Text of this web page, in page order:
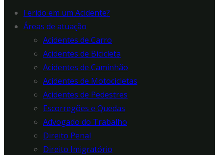
Ferido em um Acidente?
Áreas de atuação
Acidentes de Carro
Acidentes de Bicicleta
Acidentes de Caminhão
Acidentes de Motocicletas
Acidentes de Pedestres
Escorregões e Quedas
Advogado do Trabalho
Direito Penal
Direito Imigratório